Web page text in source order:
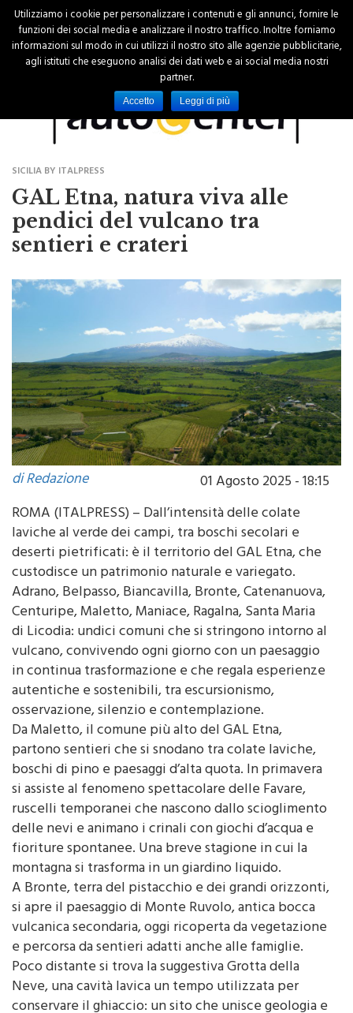
SICILIA BY ITALPRESS
GAL Etna, natura viva alle
pendici del vulcano tra
sentieri e crateri
di Redazione
01 Agosto 2025 - 18:15
ROMA (ITALPRESS) – Dall’intensità delle colate
laviche al verde dei campi, tra boschi secolari e
deserti pietrificati: è il territorio del GAL Etna, che
custodisce un patrimonio naturale e variegato.
Adrano, Belpasso, Biancavilla, Bronte, Catenanuova,
Centuripe, Maletto, Maniace, Ragalna, Santa Maria
di Licodia: undici comuni che si stringono intorno al
vulcano, convivendo ogni giorno con un paesaggio
in continua trasformazione e che regala esperienze
autentiche e sostenibili, tra escursionismo,
osservazione, silenzio e contemplazione.
Da Maletto, il comune più alto del GAL Etna,
partono sentieri che si snodano tra colate laviche,
boschi di pino e paesaggi d’alta quota. In primavera
si assiste al fenomeno spettacolare delle Favare,
ruscelli temporanei che nascono dallo scioglimento
delle nevi e animano i crinali con giochi d’acqua e
fioriture spontanee. Una breve stagione in cui la
montagna si trasforma in un giardino liquido.
A Bronte, terra del pistacchio e dei grandi orizzonti,
si apre il paesaggio di Monte Ruvolo, antica bocca
vulcanica secondaria, oggi ricoperta da vegetazione
e percorsa da sentieri adatti anche alle famiglie.
Poco distante si trova la suggestiva Grotta della
Neve, una cavità lavica un tempo utilizzata per
conservare il ghiaccio: un sito che unisce geologia e
Utilizziamo i cookie per personalizzare i contenuti e gli annunci, fornire le
funzioni dei social media e analizzare il nostro traffico. Inoltre forniamo
informazioni sul modo in cui utilizzi il nostro sito alle agenzie pubblicitarie,
agli istituti che eseguono analisi dei dati web e ai social media nostri
partner.
Accetto Leggi di più